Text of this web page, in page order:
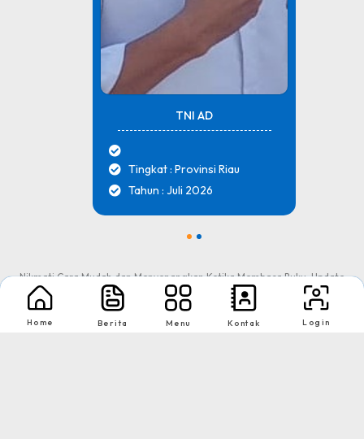
TNI AD
Tingkat : Provinsi Riau
Tahun : Juli 2026
Nikmati Cara Mudah dan Menyenangkan Ketika Membaca Buku, Update
Informasi Sekolah Hanya Dalam Genggaman
Home Berita Menu Kontak Login